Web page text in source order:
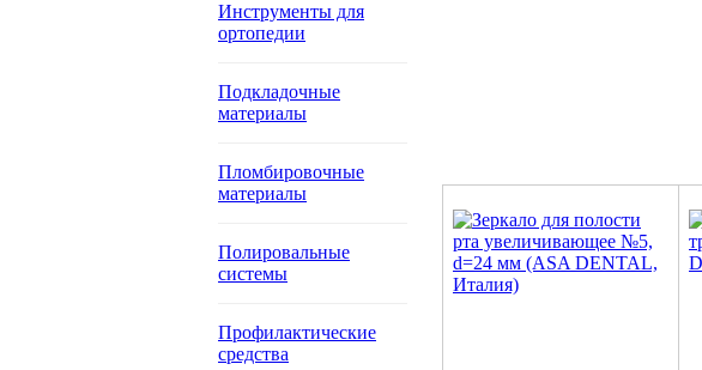
Инструменты для
ортопедии
Подкладочные
материалы
Пломбировочные
материалы
Полировальные
системы
Профилактические
средства